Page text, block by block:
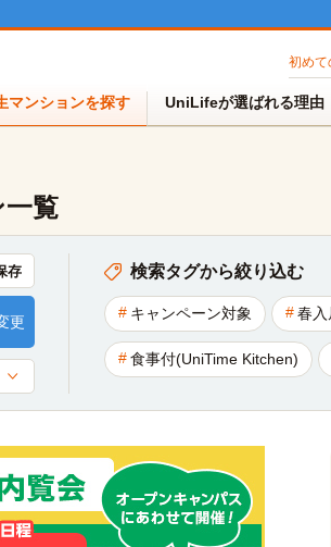
初めて
マンションを探す UniLifeが選ばれる理由
覧
存
更
検索タグから絞り込む
キャンペーン対象 春入
食事付(UniTime Kitchen)